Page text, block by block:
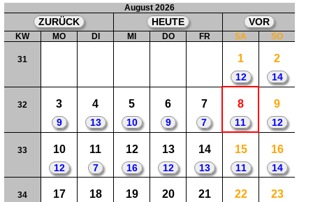
August 2026
ZURÜCK HEUTE VOR
KW MO DI MI DO FR SA SO
31 1
12
2
14
32 3
9
4
13
5
10
6
9
7
7
8
11
9
12
33 10
12
11
7
12
16
13
12
14
13
15
11
16
14
34 17 18 19 20 21 22 23